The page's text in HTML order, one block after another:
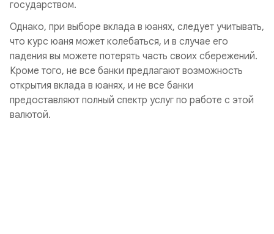
государством.
Однако, при выборе вклада в юанях, следует учитывать,
что курс юаня может колебаться, и в случае его
падения вы можете потерять часть своих сбережений.
Кроме того, не все банки предлагают возможность
открытия вклада в юанях, и не все банки
предоставляют полный спектр услуг по работе с этой
валютой.